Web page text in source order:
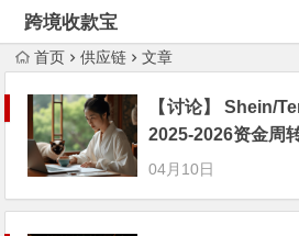
跨境收款宝
首页 供应链 文章
【讨论】 Shein/
2025-2026资金周
04月10日